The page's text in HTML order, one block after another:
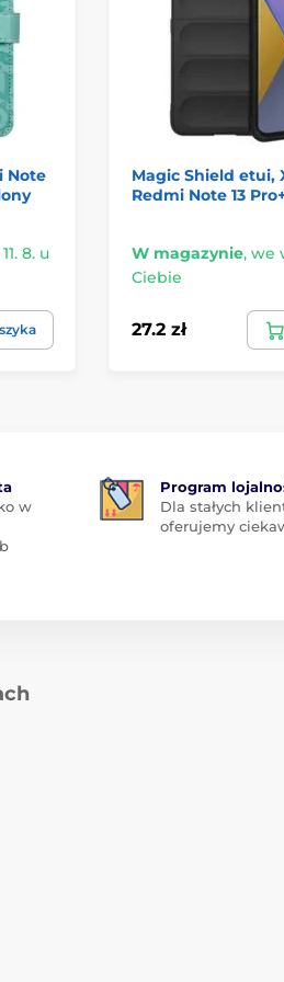
Note
8. u
Magic Shield etui,
Redmi Note 13
W magazynie, we
Ciebie
27.2 zł
w
Program
Dla stałych
oferujemy